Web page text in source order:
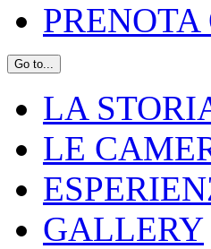
PRENOTA
Go to...
LA
LE
GALLERY